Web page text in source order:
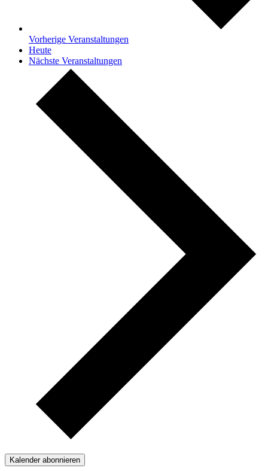
Vorherige Veranstaltungen
Heute
Nächste Veranstaltungen
Kalender abonnieren